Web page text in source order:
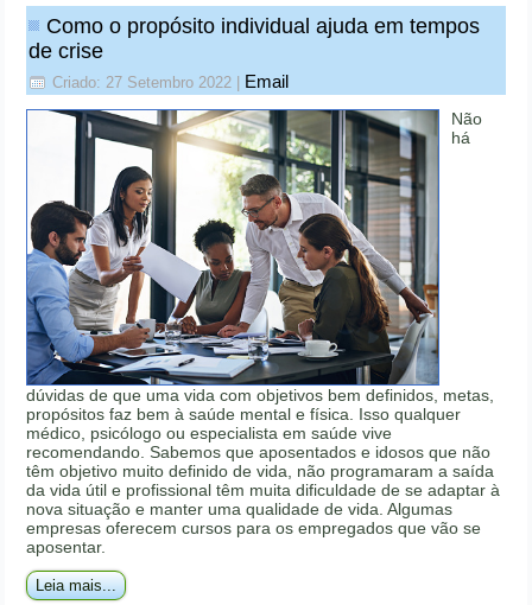
Como o propósito individual ajuda em tempos
de crise
Criado: 27 Setembro 2022 Email
Não
há
dúvidas de que uma vida com objetivos bem definidos, metas,
propósitos faz bem à saúde mental e física. Isso qualquer
médico, psicólogo ou especialista em saúde vive
recomendando. Sabemos que aposentados e idosos que não
têm objetivo muito definido de vida, não programaram a saída
da vida útil e profissional têm muita dificuldade de se adaptar à
nova situação e manter uma qualidade de vida. Algumas
empresas oferecem cursos para os empregados que vão se
aposentar.
Leia mais...